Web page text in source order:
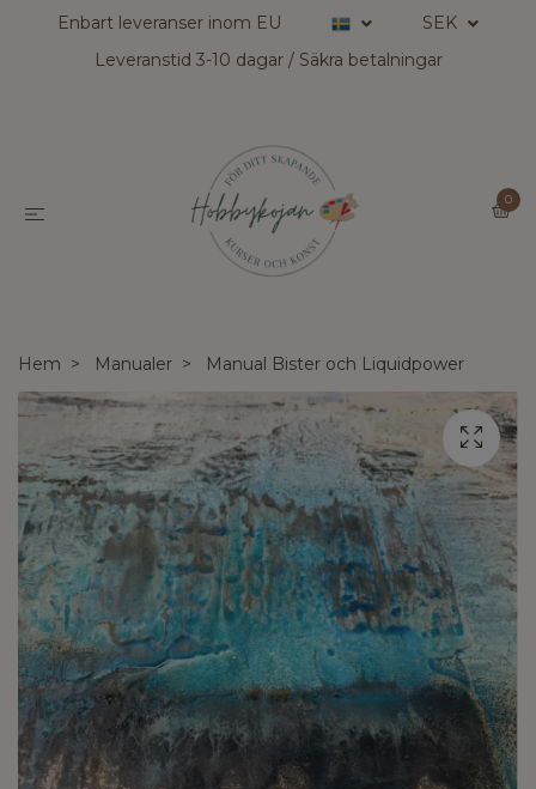
Enbart leveranser inom EU
SEK
Leveranstid 3-10 dagar / Säkra betalningar
0
Hem Manualer Manual Bister och Liquidpower